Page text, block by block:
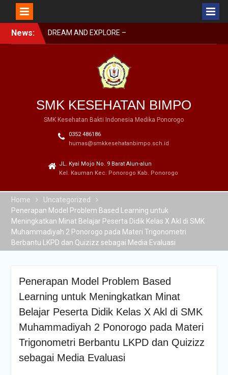
News:
MPLS BIMPO 2023
SMK BIMPO DI SMK
SWASTA FESTIVAL 2023
SMK BIMPO DI LOMBA
GERAK JALAN GARAPAN
SMK KESEHATAN BIMPO
SMK Kesehatan Bakti Indonesia Medika Ponorogo
0352 486186
humas@smkkesehatanbimpo.sch.id
JL. Kyai Mojo No. 9 Barat Alun-alun
Kel. Kauman Kec. Ponorogo Kab. Ponorogo
Home
Uncategorized
Penerapan Model Problem Based Learning untuk
Meningkatkan Minat Belajar Peserta Didik Kelas X Akl di SMK
Muhammadiyah 2 Ponorogo pada Materi Trigonometri
Berbantu LKPD dan Quizizz sebagai Media Evaluasi
Penerapan Model Problem Based
Learning untuk Meningkatkan Minat
Belajar Peserta Didik Kelas X Akl di SMK
Muhammadiyah 2 Ponorogo pada Materi
Trigonometri Berbantu LKPD dan Quizizz
sebagai Media Evaluasi